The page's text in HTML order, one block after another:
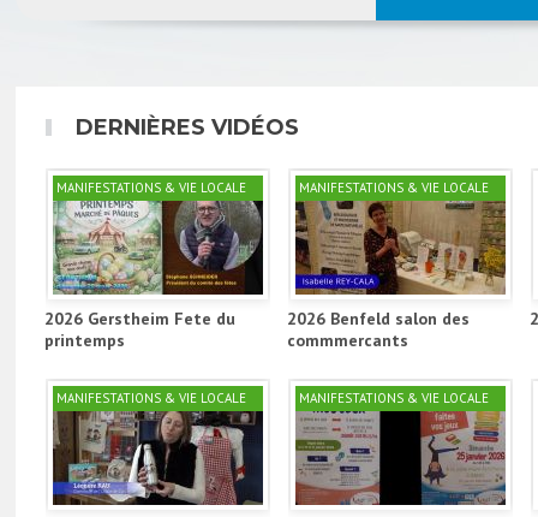
l’époque glorieuse du RCS, et Maxime
écourtée par la pluie qui, après avoir
ménagé les benfeldois et leurs visiteurs
plus belle en fin d'après-midi. Peu importe,
cette sixième rencontre avait été une
réussite.
images : Eric Ey , Jean-Jacques Knopf
montage : Jean-Jacques Knopf
DERNIÈRES VIDÉOS
MANIFESTATIONS & VIE LOCALE
2026 Gerstheim Fete du
printemps
MANIFESTATIONS & VIE LOCALE
2026 Benfeld salon des
commmercants
MANIFESTATIONS & VIE LOCALE MANIFESTATIONS & VIE LOCALE